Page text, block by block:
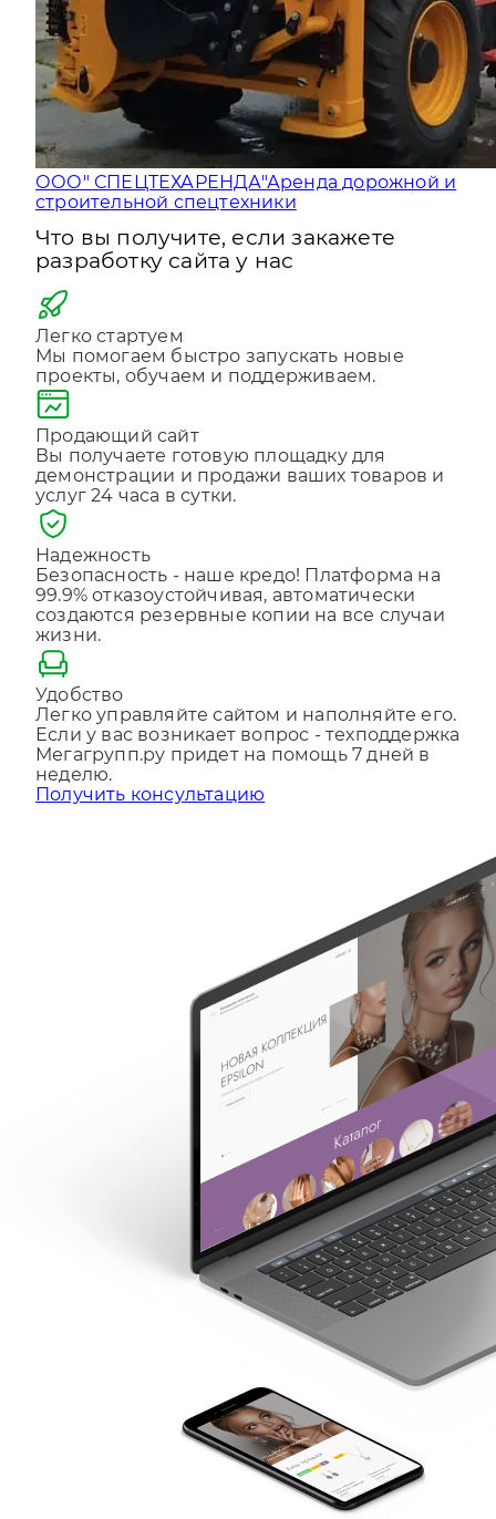
ООО" СПЕЦТЕХАРЕНДА"Аренда дорожной и
Что вы получите, если закажете
разработку сайта у нас
Легко стартуем
Мы помогаем быстро запускать новые
проекты, обучаем и поддерживаем.
Продающий сайт
Вы получаете готовую площадку для
демонстрации и продажи ваших товаров и
услуг 24 часа в сутки.
Надежность
Безопасность - наше кредо! Платформа на
99.9% отказоустойчивая, автоматически
создаются резервные копии на все случаи
жизни.
Удобство
Легко управляйте сайтом и наполняйте его.
Если у вас возникает вопрос - техподдержка
Мегагрупп.ру придет на помощь 7 дней в
неделю.
Отправляя форму, Вы принимаете
конфиденциальности